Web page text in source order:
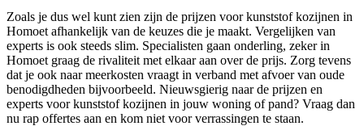
Zoals je dus wel kunt zien zijn de prijzen voor kunststof kozijnen in
Homoet afhankelijk van de keuzes die je maakt. Vergelijken van
experts is ook steeds slim. Specialisten gaan onderling, zeker in
Homoet graag de rivaliteit met elkaar aan over de prijs. Zorg tevens
dat je ook naar meerkosten vraagt in verband met afvoer van oude
benodigdheden bijvoorbeeld. Nieuwsgierig naar de prijzen en
experts voor kunststof kozijnen in jouw woning of pand? Vraag dan
nu rap offertes aan en kom niet voor verrassingen te staan.